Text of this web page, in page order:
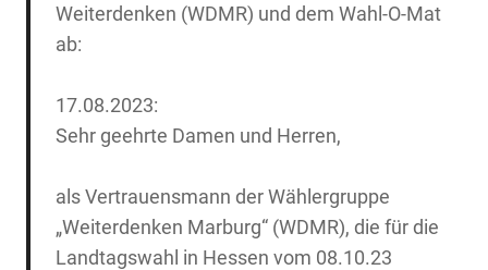
Weiterdenken (WDMR) und dem Wahl-O-Mat
ab:
17.08.2023:
Sehr geehrte Damen und Herren,
als Vertrauensmann der Wählergruppe
„Weiterdenken Marburg“ (WDMR), die für die
Landtagswahl in Hessen vom 08.10.23